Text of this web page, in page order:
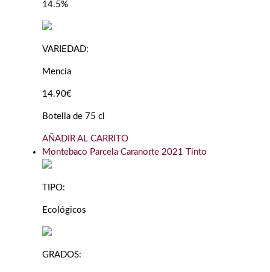
14.5%
VARIEDAD:
Mencía
14.90€
Botella de 75 cl
AÑADIR AL CARRITO
Montebaco Parcela Caranorte 2021 Tinto
TIPO:
Ecológicos
GRADOS: